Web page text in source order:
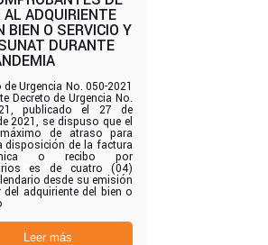
AL ADQUIRIENTE
BIEN O SERVICIO Y
DURANTE
de Urgencia No. 050-2021
Decreto de Urgencia No.
publicado el 27 de
2021, se dispuso que el
de atraso para
disposición de la factura
o recibo por
es de cuatro (04)
desde su emisión
adquiriente del bien o
Leer más